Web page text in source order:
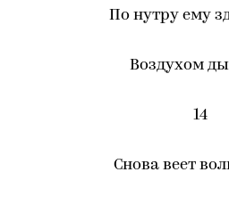
По нутру ему
Воздухом
14
Снова веет